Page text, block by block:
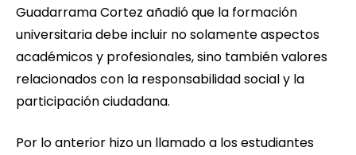
Guadarrama Cortez añadió que la formación
universitaria debe incluir no solamente aspectos
académicos y profesionales, sino también valores
relacionados con la responsabilidad social y la
participación ciudadana.
Por lo anterior hizo un llamado a los estudiantes